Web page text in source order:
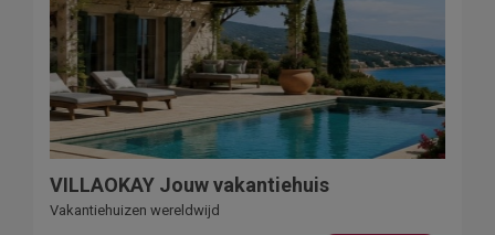
VILLAOKAY Jouw vakantiehuis
Vakantiehuizen wereldwijd